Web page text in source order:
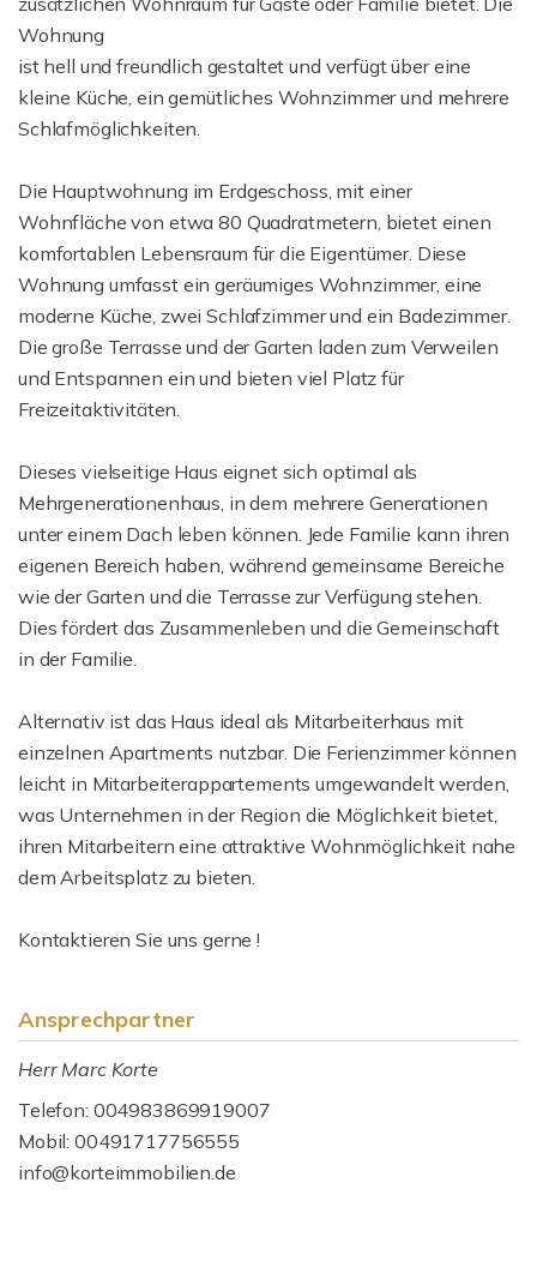
Wohnung
ist hell und freundlich gestaltet und verfügt über eine
kleine Küche, ein gemütliches Wohnzimmer und mehrere
Schlafmöglichkeiten.
Die Hauptwohnung im Erdgeschoss, mit einer
Wohnfläche von etwa 80 Quadratmetern, bietet einen
komfortablen Lebensraum für die Eigentümer. Diese
Wohnung umfasst ein geräumiges Wohnzimmer, eine
moderne Küche, zwei Schlafzimmer und ein Badezimmer.
Die große Terrasse und der Garten laden zum Verweilen
und Entspannen ein und bieten viel Platz für
Freizeitaktivitäten.
Dieses vielseitige Haus eignet sich optimal als
Mehrgenerationenhaus, in dem mehrere Generationen
unter einem Dach leben können. Jede Familie kann ihren
eigenen Bereich haben, während gemeinsame Bereiche
wie der Garten und die Terrasse zur Verfügung stehen.
Dies fördert das Zusammenleben und die Gemeinschaft
in der Familie.
Alternativ ist das Haus ideal als Mitarbeiterhaus mit
einzelnen Apartments nutzbar. Die Ferienzimmer können
leicht in Mitarbeiterappartements umgewandelt werden,
was Unternehmen in der Region die Möglichkeit bietet,
ihren Mitarbeitern eine attraktive Wohnmöglichkeit nahe
dem Arbeitsplatz zu bieten.
Kontaktieren Sie uns gerne !
Ansprechpartner
Herr Marc Korte
Telefon: 004983869919007
Mobil: 00491717756555
info@korteimmobilien.de